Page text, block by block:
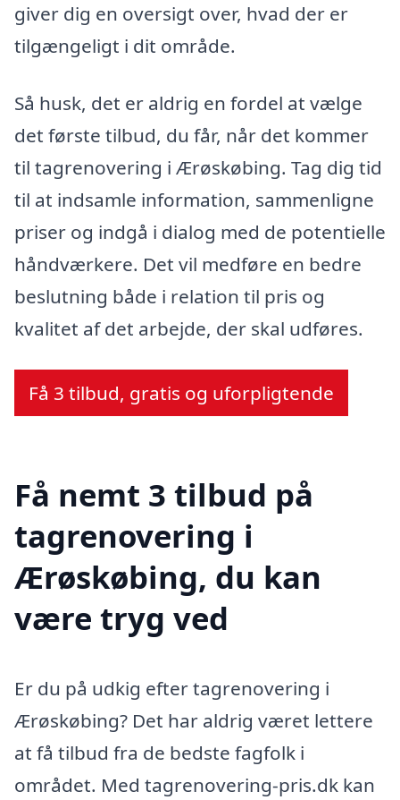
giver dig en oversigt over, hvad der er
tilgængeligt i dit område.
Så husk, det er aldrig en fordel at vælge
det første tilbud, du får, når det kommer
til tagrenovering i Ærøskøbing. Tag dig tid
til at indsamle information, sammenligne
priser og indgå i dialog med de potentielle
håndværkere. Det vil medføre en bedre
beslutning både i relation til pris og
kvalitet af det arbejde, der skal udføres.
Få 3 tilbud, gratis og uforpligtende
Få nemt 3 tilbud på
tagrenovering i
Ærøskøbing, du kan
være tryg ved
Er du på udkig efter tagrenovering i
Ærøskøbing? Det har aldrig været lettere
at få tilbud fra de bedste fagfolk i
området. Med tagrenovering-pris.dk kan